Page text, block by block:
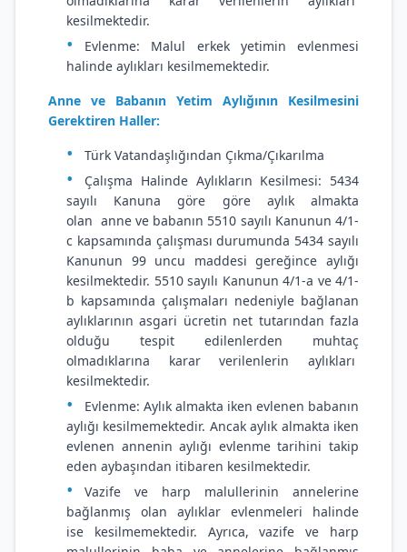
kesilmektedir.
Evlenme: Malul erkek yetimin evlenmesi
halinde aylıkları kesilmemektedir.
Anne ve Babanın Yetim Aylığının Kesilmesini
Gerektiren Haller:
Türk Vatandaşlığından Çıkma/Çıkarılma
Çalışma Halinde Aylıkların Kesilmesi: 5434
sayılı Kanuna göre göre aylık almakta
olan anne ve babanın 5510 sayılı Kanunun 4/1-
c kapsamında çalışması durumunda 5434 sayılı
Kanunun 99 uncu maddesi gereğince aylığı
kesilmektedir. 5510 sayılı Kanunun 4/1-a ve 4/1-
b kapsamında çalışmaları nedeniyle bağlanan
aylıklarının asgari ücretin net tutarından fazla
olduğu tespit edilenlerden muhtaç
olmadıklarına karar verilenlerin aylıkları
kesilmektedir.
Evlenme: Aylık almakta iken evlenen babanın
aylığı kesilmemektedir. Ancak aylık almakta iken
evlenen annenin aylığı evlenme tarihini takip
eden aybaşından itibaren kesilmektedir.
Vazife ve harp malullerinin annelerine
bağlanmış olan aylıklar evlenmeleri halinde
ise kesilmemektedir. Ayrıca, vazife ve harp